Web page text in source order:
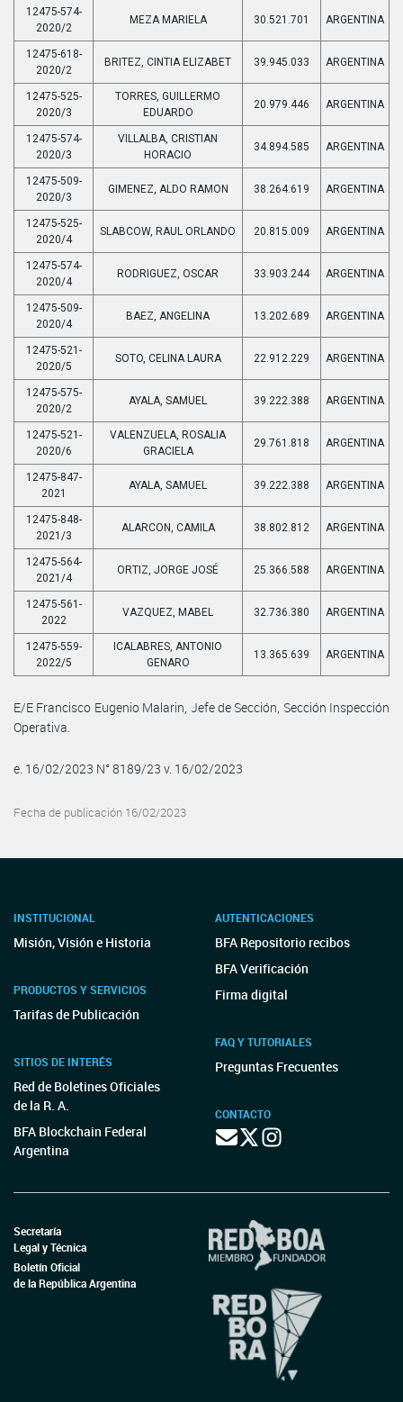
12475-574-
2020/2
MEZA MARIELA 30.521.701 ARGENTINA
12475-618-
2020/2
BRITEZ, CINTIA ELIZABET 39.945.033 ARGENTINA
12475-525-
2020/3
TORRES, GUILLERMO
EDUARDO
20.979.446 ARGENTINA
12475-574-
2020/3
VILLALBA, CRISTIAN
HORACIO
34.894.585 ARGENTINA
12475-509-
2020/3
GIMENEZ, ALDO RAMON 38.264.619 ARGENTINA
12475-525-
2020/4
SLABCOW, RAUL ORLANDO 20.815.009 ARGENTINA
12475-574-
2020/4
RODRIGUEZ, OSCAR 33.903.244 ARGENTINA
12475-509-
2020/4
BAEZ, ANGELINA 13.202.689 ARGENTINA
12475-521-
2020/5
SOTO, CELINA LAURA 22.912.229 ARGENTINA
12475-575-
2020/2
AYALA, SAMUEL 39.222.388 ARGENTINA
12475-521-
2020/6
VALENZUELA, ROSALIA
GRACIELA
29.761.818 ARGENTINA
12475-847-
2021
AYALA, SAMUEL 39.222.388 ARGENTINA
12475-848-
2021/3
ALARCON, CAMILA 38.802.812 ARGENTINA
12475-564-
2021/4
ORTIZ, JORGE JOSÉ 25.366.588 ARGENTINA
12475-561-
2022
VAZQUEZ, MABEL 32.736.380 ARGENTINA
12475-559-
2022/5
ICALABRES, ANTONIO
GENARO
13.365.639 ARGENTINA
E/E Francisco Eugenio Malarin, Jefe de Sección, Sección Inspección
Operativa.
e. 16/02/2023 N° 8189/23 v. 16/02/2023
Fecha de publicación 16/02/2023
INSTITUCIONAL
Misión, Visión e Historia
PRODUCTOS Y SERVICIOS
Tarifas de Publicación
SITIOS DE INTERÉS
Red de Boletines Oficiales
de la R. A.
BFA Blockchain Federal
Argentina
AUTENTICACIONES
BFA Repositorio recibos
BFA Verificación
Firma digital
FAQ Y TUTORIALES
Preguntas Frecuentes
CONTACTO
Secretaría
Legal y Técnica
Boletín Oficial
de la República Argentina